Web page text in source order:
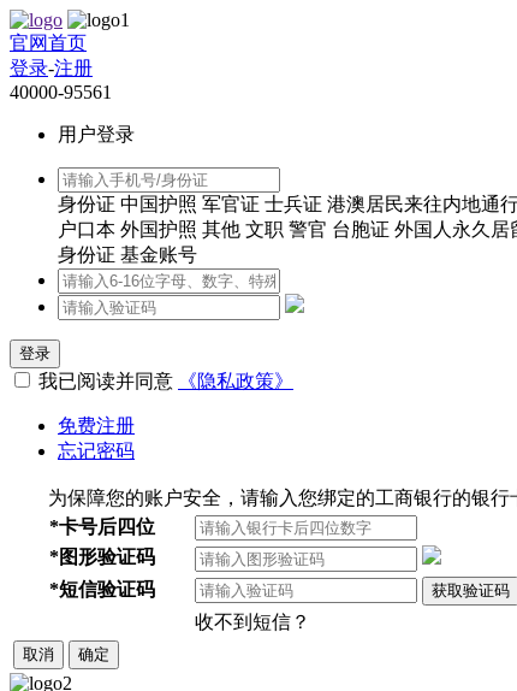
官网首页
登录-注册
40000-95561
用户登录
身份证 中国护照 军官证 士兵证 港澳居民来往内地通
户口本 外国护照 其他 文职 警官 台胞证 外国人永久居
身份证 基金账号
登录
我已阅读并同意 《隐私政策》
免费注册
忘记密码
为保障您的账户安全，请输入您绑定的工商银行的银行
*卡号后四位
*图形验证码
*短信验证码 获取验证码
收不到短信？
取消 确定